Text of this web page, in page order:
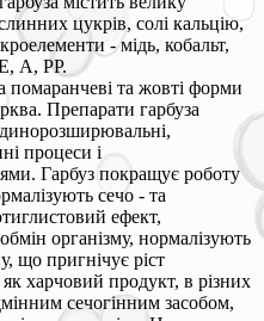
цукрів, солі кальцію,
- мідь, кобальт,
A, PP.
помаранчеві та жовті форми
Препарати гарбуза
процеси і
Гарбуз покращує роботу
сечо - та
ефект,
організму, нормалізують
що пригнічує ріст
харчовий продукт, в різних
сечогінним засобом,